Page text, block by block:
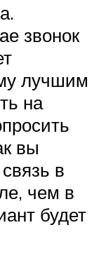
звонок
лучшим
на
вы
в
чем в
будет